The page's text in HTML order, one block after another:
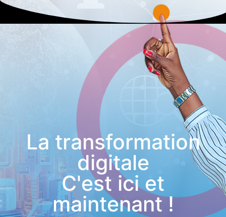
La transformation
digitale
C'est ici et
maintenant !